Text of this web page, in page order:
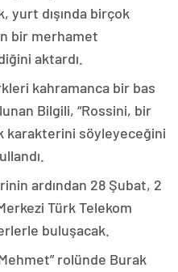
yurt dışında birçok
bir merhamet
aktardı.
kahramanca bir bas
Bilgili, “Rossini, bir
karakterini söyleyeceğini
ardından 28 Şubat, 2
Türk Telekom
buluşacak.
rolünde Burak